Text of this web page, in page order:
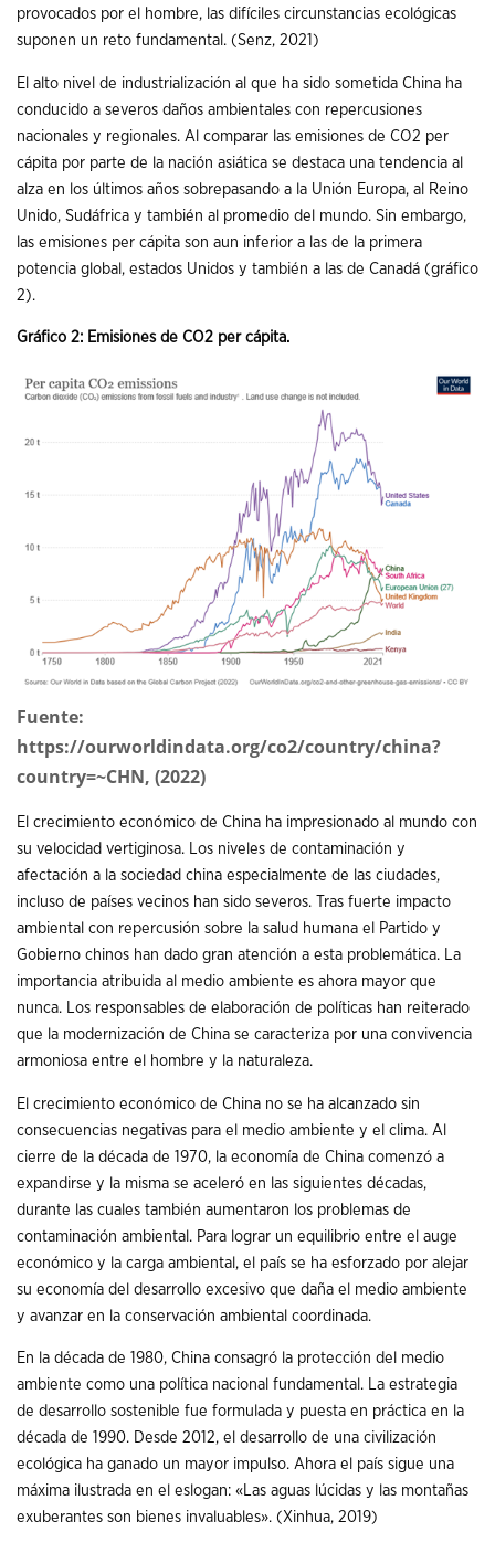
provocados por el hombre, las difíciles circunstancias ecológicas
suponen un reto fundamental. (Senz, 2021)
El alto nivel de industrialización al que ha sido sometida China ha
conducido a severos daños ambientales con repercusiones
nacionales y regionales. Al comparar las emisiones de CO2 per
cápita por parte de la nación asiática se destaca una tendencia al
alza en los últimos años sobrepasando a la Unión Europa, al Reino
Unido, Sudáfrica y también al promedio del mundo. Sin embargo,
las emisiones per cápita son aun inferior a las de la primera
potencia global, estados Unidos y también a las de Canadá (gráfico
2).
Gráfico 2: Emisiones de CO2 per cápita.
Fuente:
https://ourworldindata.org/co2/country/china?
country=~CHN, (2022)
El crecimiento económico de China ha impresionado al mundo con
su velocidad vertiginosa. Los niveles de contaminación y
afectación a la sociedad china especialmente de las ciudades,
incluso de países vecinos han sido severos. Tras fuerte impacto
ambiental con repercusión sobre la salud humana el Partido y
Gobierno chinos han dado gran atención a esta problemática. La
importancia atribuida al medio ambiente es ahora mayor que
nunca. Los responsables de elaboración de políticas han reiterado
que la modernización de China se caracteriza por una convivencia
armoniosa entre el hombre y la naturaleza.
El crecimiento económico de China no se ha alcanzado sin
consecuencias negativas para el medio ambiente y el clima. Al
cierre de la década de 1970, la economía de China comenzó a
expandirse y la misma se aceleró en las siguientes décadas,
durante las cuales también aumentaron los problemas de
contaminación ambiental. Para lograr un equilibrio entre el auge
económico y la carga ambiental, el país se ha esforzado por alejar
su economía del desarrollo excesivo que daña el medio ambiente
y avanzar en la conservación ambiental coordinada.
En la década de 1980, China consagró la protección del medio
ambiente como una política nacional fundamental. La estrategia
de desarrollo sostenible fue formulada y puesta en práctica en la
década de 1990. Desde 2012, el desarrollo de una civilización
ecológica ha ganado un mayor impulso. Ahora el país sigue una
máxima ilustrada en el eslogan: «Las aguas lúcidas y las montañas
exuberantes son bienes invaluables». (Xinhua, 2019)